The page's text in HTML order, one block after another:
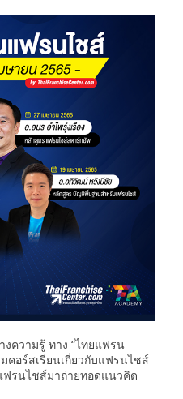
ความรู้ ทาง “ไทยแฟรน
คอร์สเรียนเกี่ยวกับแฟรนไชส์
ฟรนไชส์มาถ่ายทอดแนวคิด